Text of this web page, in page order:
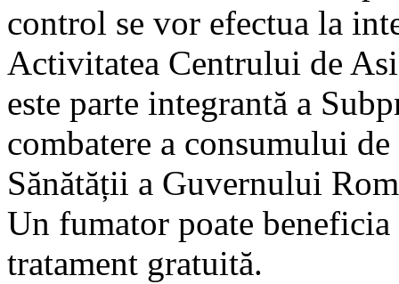
control se vor efectua la
Activitatea Centrului de
este parte integrantă a
combatere a consumului
Sănătății a Guvernului
Un fumator poate
tratament gratuită.